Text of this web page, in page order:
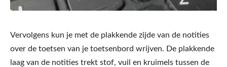
Vervolgens kun je met de plakkende zijde van de notities
over de toetsen van je toetsenbord wrijven. De plakkende
laag van de notities trekt stof, vuil en kruimels tussen de